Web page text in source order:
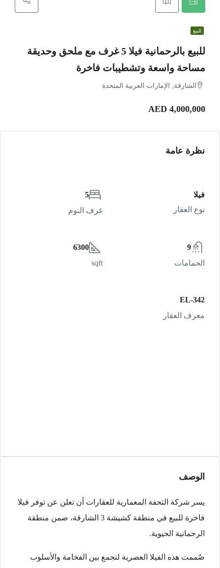
للبيع
للبيع بالرحمانية فيلا 5 غرف مع ملحق وحديقة
مساحة واسعة وتشطيبات فاخرة
الشارقة, الإمارات العربية المتحدة
AED 4,000,000
نظرة عامة
فيلا
نوع العقار
5
غرف النوم
9
الحمامات
6300
sqft
EL-342
معرف العقار
الوصف
يسر شركة التحفة المعمارية للعقارات أن تعلن عن توفر فيلا
فاخرة للبيع في منطقة كشيشة 3 الشارقة، ضمن منطقة
الرحمانية الحيوية.
صُممت هذه الفيلا العصرية لتجمع بين الفخامة والأسلوب